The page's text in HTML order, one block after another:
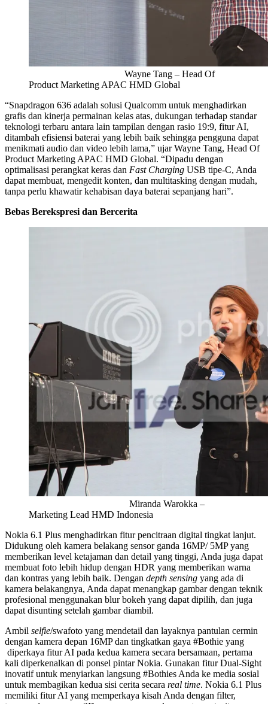
Wayne Tang – Head Of
Product Marketing APAC HMD Global
“Snapdragon 636 adalah solusi Qualcomm untuk menghadirkan
grafis dan kinerja permainan kelas atas, dukungan terhadap standar
teknologi terbaru antara lain tampilan dengan rasio 19:9, fitur AI,
ditambah efisiensi baterai yang lebih baik sehingga pengguna dapat
menikmati audio dan video lebih lama,” ujar Wayne Tang, Head Of
Product Marketing APAC HMD Global. “Dipadu dengan
optimalisasi perangkat keras dan Fast Charging USB tipe-C, Anda
dapat membuat, mengedit konten, dan multitasking dengan mudah,
tanpa perlu khawatir kehabisan daya baterai sepanjang hari”.
Bebas Berekspresi dan Bercerita
Miranda Warokka –
Marketing Lead HMD Indonesia
Nokia 6.1 Plus menghadirkan fitur pencitraan digital tingkat lanjut.
Didukung oleh kamera belakang sensor ganda 16MP/ 5MP yang
memberikan level ketajaman dan detail yang tinggi, Anda juga dapat
membuat foto lebih hidup dengan HDR yang memberikan warna
dan kontras yang lebih baik. Dengan depth sensing yang ada di
kamera belakangnya, Anda dapat menangkap gambar dengan teknik
profesional menggunakan blur bokeh yang dapat dipilih, dan juga
dapat disunting setelah gambar diambil.
Ambil selfie/swafoto yang mendetail dan layaknya pantulan cermin
dengan kamera depan 16MP dan tingkatkan gaya #Bothie yang
diperkaya fitur AI pada kedua kamera secara bersamaan, pertama
kali diperkenalkan di ponsel pintar Nokia. Gunakan fitur Dual-Sight
inovatif untuk menyiarkan langsung #Bothies Anda ke media sosial
untuk membagikan kedua sisi cerita secara real time. Nokia 6.1 Plus
memiliki fitur AI yang memperkaya kisah Anda dengan filter,